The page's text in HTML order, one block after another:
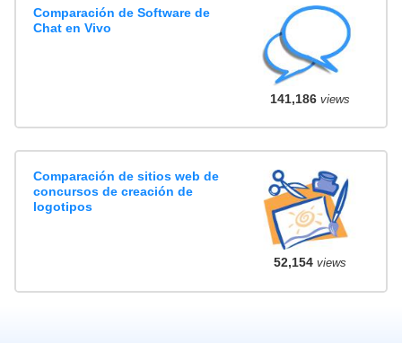
Comparación de Software de
Chat en Vivo
141,186views
Comparación de sitios web de
concursos de creación de
logotipos
52,154views